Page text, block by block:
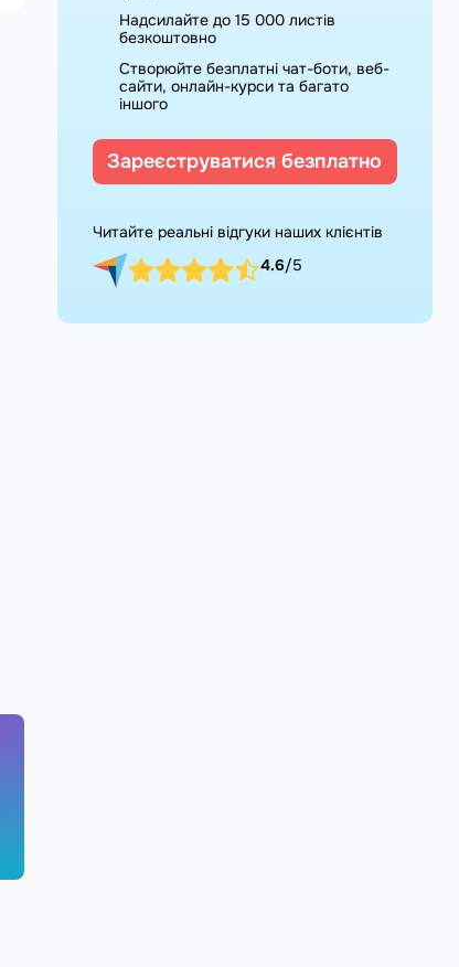
Надсилайте до 15 000 листів
безкоштовно
Створюйте безплатні чат-боти, веб-
сайти, онлайн-курси та багато
іншого
Зареєструватися безплатно
Читайте реальні відгуки наших клієнтів
4.6/5